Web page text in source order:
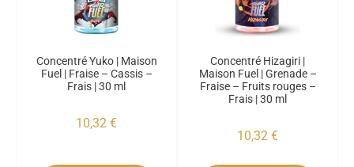
Concentré Yuko | Maison
Fuel | Fraise – Cassis –
Frais | 30 ml
10,32 €
Concentré Hizagiri |
Maison Fuel | Grenade –
Fraise – Fruits rouges –
Frais | 30 ml
10,32 €